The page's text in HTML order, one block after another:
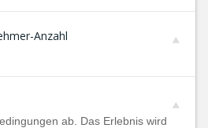
Anzahl
ab. Das Erlebnis wird